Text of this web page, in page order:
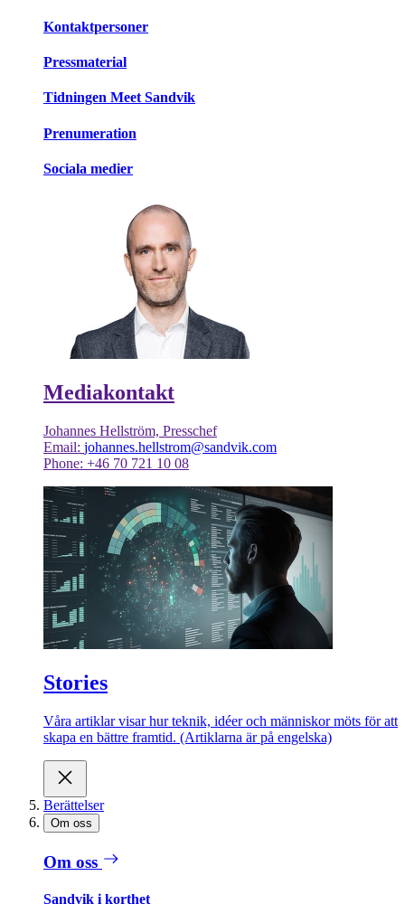
Kontaktpersoner
Pressmaterial
Tidningen Meet Sandvik
Prenumeration
Sociala medier
Mediakontakt
Johannes Hellström, Presschef
Email: johannes.hellstrom@sandvik.com
Phone: +46 70 721 10 08
Stories
Våra artiklar visar hur teknik, idéer och människor möts för att
skapa en bättre framtid. (Artiklarna är på engelska)
Berättelser
Om oss
Om oss
Sandvik i korthet